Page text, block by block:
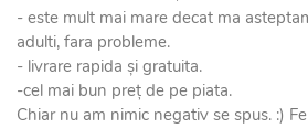
- este mult mai mare decat ma
adulti, fara probleme.
- livrare rapida și gratuita.
-cel mai bun preț de pe piata.
Chiar nu am nimic negativ se spus. :)